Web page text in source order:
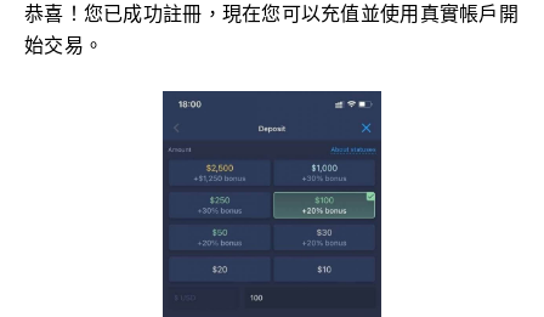
恭喜！您已成功註冊，現在您可以充值並使用真實帳戶開
始交易。